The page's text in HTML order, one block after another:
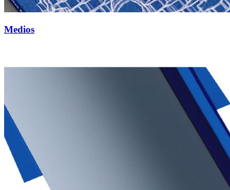
Medios